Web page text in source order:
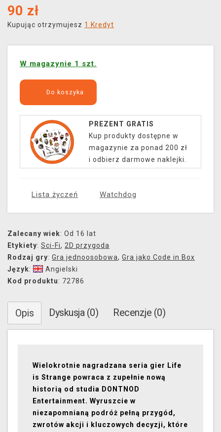
90 zł
Kupując otrzymujesz 1 Kredyt
W magazynie 1 szt.
Do koszyka
PREZENT GRATIS
Kup produkty dostępne w
magazynie za ponad 200 zł
i odbierz darmowe naklejki.
Lista życzeń Watchdog
Zalecany wiek: Od 16 lat
Etykiety: Sci-Fi, 2D przygoda
Rodzaj gry: Gra jednoosobowa, Gra jako Code in Box
Język:
Angielski
Kod produktu: 72786
Opis Dyskusja (0) Recenzje (0)
Wielokrotnie nagradzana seria gier Life
is Strange powraca z zupełnie nową
historią od studia DONTNOD
Entertainment. Wyruszcie w
niezapomnianą podróż pełną przygód,
zwrotów akcji i kluczowych decyzji, które